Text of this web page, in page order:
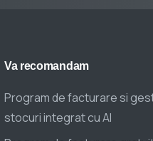
Va recomandam
Program de facturare si
stocuri integrat cu AI